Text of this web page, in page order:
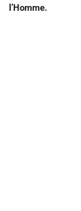
l’Homme.